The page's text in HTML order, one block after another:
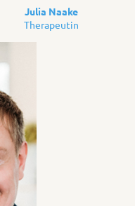
Julia Naake
Therapeutin